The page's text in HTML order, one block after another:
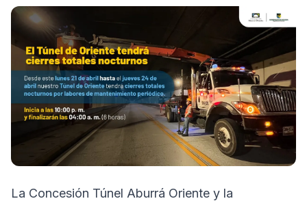
La Concesión Túnel Aburrá Oriente y la